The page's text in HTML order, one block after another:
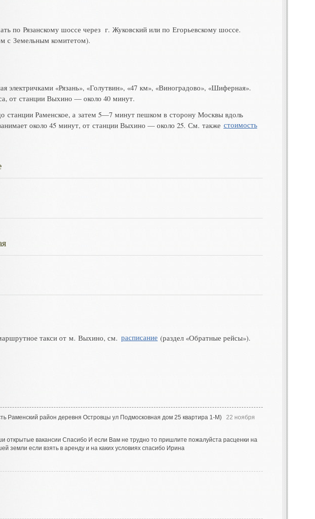
по Рязанскому шоссе через г. Жуковский или по Егорьевскому шоссе.
с Земельным комитетом).
электричками «Рязань», «Голутвин», «47 км», «Виноградово», «Шиферная».
, от станции Выхино— около 40 минут.
станции Раменское, а затем5—7 минут пешком в сторону Москвы вдоль
около 45 минут, от станции Выхино— около 25. См. также стоимость
такси от м. Выхино, см. расписание (раздел «Обратные рейсы»).
Раменский район деревня Островцы ул Подмосковная дом 25 квартира 1-М)
22 ноября
открытые вакансии Спасибо И если Вам не трудно то пришлите пожалуйста расценки на
земли если взять в аренду и на каких условиях спасибо Ирина